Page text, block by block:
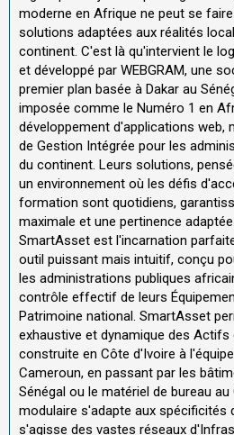
moderne en Afrique ne peut se
solutions adaptées aux réalités
continent. C'est là qu'intervient le
et développé par WEBGRAM, une
premier plan basée à Dakar au
imposée comme le Numéro 1 en
développement d'applications web,
de Gestion Intégrée pour les
du continent. Leurs solutions,
un environnement où les défis
formation sont quotidiens,
maximale et une pertinence
SmartAsset est l'incarnation
outil puissant mais intuitif, conçu
les administrations publiques
contrôle effectif de leurs
Patrimoine national. SmartAsset
exhaustive et dynamique des Actifs
construite en Côte d'Ivoire à
Cameroun, en passant par les
Sénégal ou le matériel de bureau
modulaire s'adapte aux spécificités
s'agisse des vastes réseaux